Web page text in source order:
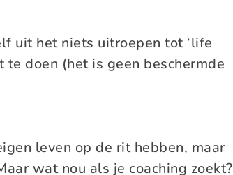
uit het niets uitroepen tot ‘life
te doen (het is geen beschermde
leven op de rit hebben, maar
wat nou als je coaching zoekt?